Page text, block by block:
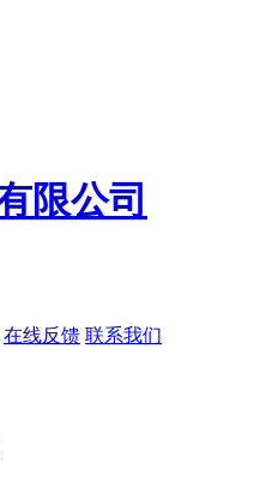
在线反馈 联系我们